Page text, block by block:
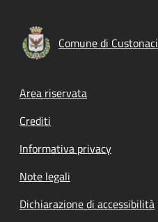
Comune di Custonaci
Footer menu
Area riservata
Crediti
Informativa privacy
Note legali
Dichiarazione di accessibilità